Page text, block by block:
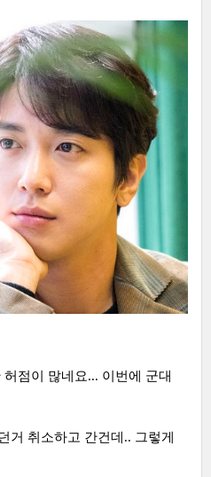
점이 많네요... 이번에 군대
거 취소하고 간건데.. 그렇게